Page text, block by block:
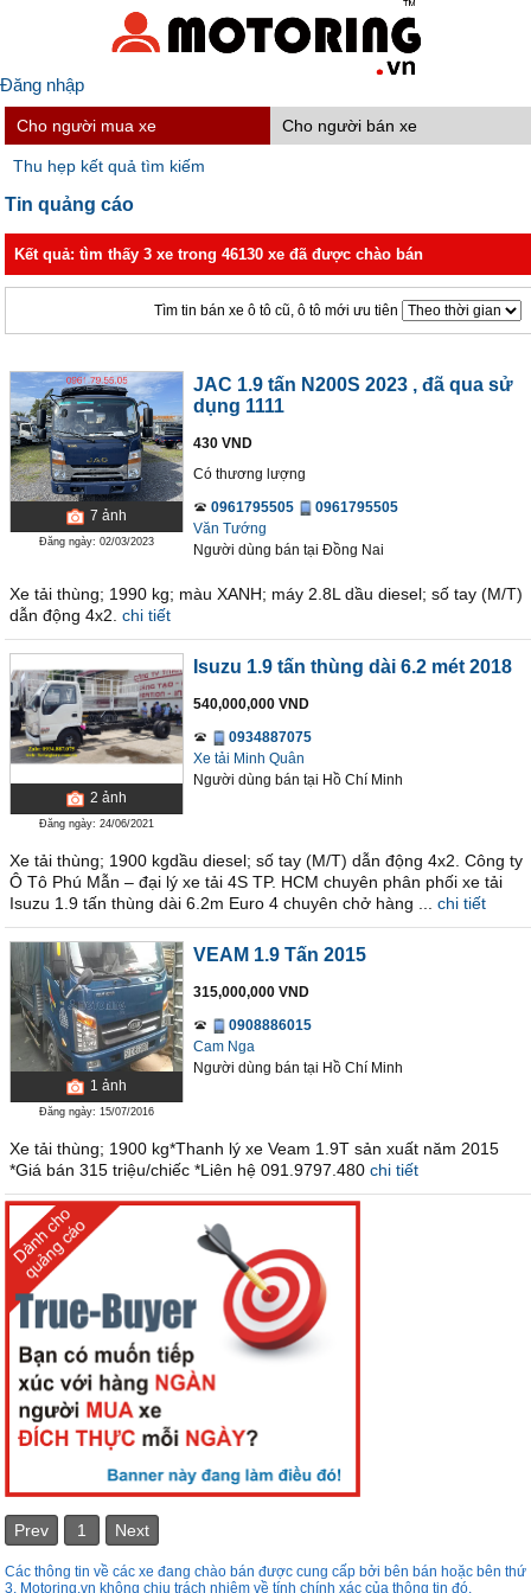
Đăng nhập
Cho người mua xe Cho người bán xe
Thu hẹp kết quả tìm kiếm
Tin quảng cáo
Kết quả: tìm thấy 3 xe trong 46130 xe đã được chào bán
Tìm tin bán xe ô tô cũ, ô tô mới ưu tiên
7 ảnh
Đăng ngày: 02/03/2023
JAC 1.9 tấn N200S 2023 , đã qua sử
dụng 1111
430 VND
Có thương lượng
0961795505
0961795505
Văn Tướng
Người dùng bán tại Ðồng Nai
Xe tải thùng; 1990 kg; màu XANH; máy 2.8L dầu diesel; số tay (M/T)
dẫn động 4x2. chi tiết
2 ảnh
Đăng ngày: 24/06/2021
Isuzu 1.9 tấn thùng dài 6.2 mét 2018
540,000,000 VND
0934887075
Xe tải Minh Quân
Người dùng bán tại Hồ Chí Minh
Xe tải thùng; 1900 kgdầu diesel; số tay (M/T) dẫn động 4x2. Công ty
Ô Tô Phú Mẫn – đại lý xe tải 4S TP. HCM chuyên phân phối xe tải
Isuzu 1.9 tấn thùng dài 6.2m Euro 4 chuyên chở hàng ...
chi tiết
1 ảnh
Đăng ngày: 15/07/2016
VEAM 1.9 Tấn 2015
315,000,000 VND
0908886015
Cam Nga
Người dùng bán tại Hồ Chí Minh
Xe tải thùng; 1900 kg*Thanh lý xe Veam 1.9T sản xuất năm 2015
*Giá bán 315 triệu/chiếc *Liên hệ 091.9797.480 chi tiết
Prev 1 Next
Các thông tin về các xe đang chào bán được cung cấp bởi bên bán hoặc bên thứ
3. Motoring.vn không chịu trách nhiệm về tính chính xác của thông tin đó.